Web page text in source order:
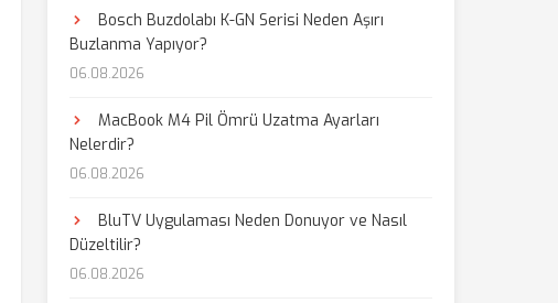
Bosch Buzdolabı K-GN Serisi Neden Aşırı
Buzlanma Yapıyor?
06.08.2026
MacBook M4 Pil Ömrü Uzatma Ayarları
Nelerdir?
06.08.2026
BluTV Uygulaması Neden Donuyor ve Nasıl
Düzeltilir?
06.08.2026